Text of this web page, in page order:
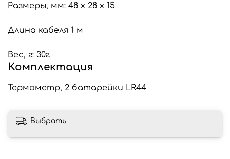
Размеры, мм: 48 х 28 х 15
Длина кабеля 1 м
Вес, г: 30г
Комплектация
Термометр, 2 батарейки LR44
Выбрать